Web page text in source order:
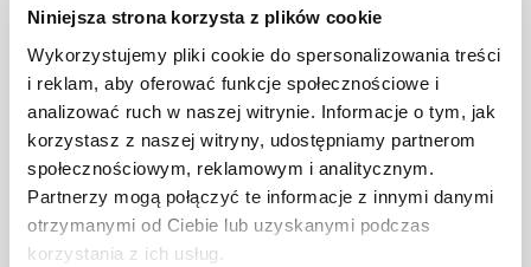
Niniejsza strona korzysta z plików cookie
Wykorzystujemy pliki cookie do spersonalizowania treści
i reklam, aby oferować funkcje społecznościowe i
analizować ruch w naszej witrynie. Informacje o tym, jak
korzystasz z naszej witryny, udostępniamy partnerom
społecznościowym, reklamowym i analitycznym.
Partnerzy mogą połączyć te informacje z innymi danymi
otrzymanymi od Ciebie lub uzyskanymi podczas
korzystania z ich usług.
употребу (након прања млаком водом са
употребе абразива (прашци, пасте)
Паковање од папира